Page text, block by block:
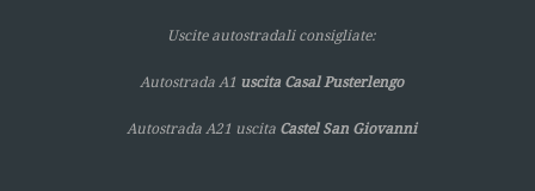
Uscite autostradali consigliate:
Autostrada A1 uscita Casal Pusterlengo
Autostrada A21 uscita Castel San Giovanni